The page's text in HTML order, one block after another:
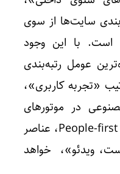
سایت‌ها از سوی
با این وجود
عومل رتبه‌بندی
به‌ترتیب «تجربه کاربری»،
در موتورهای
جستجو»، «محتوای People-first content، عناصر
ویدئو»، خواهد